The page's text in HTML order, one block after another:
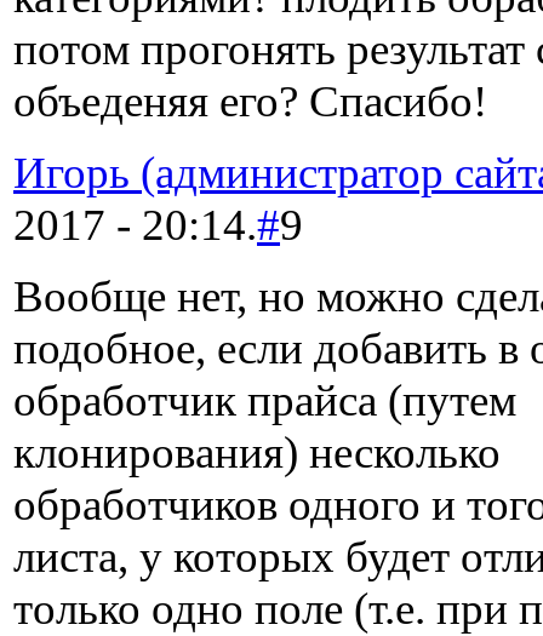
потом прогонять результат
объеденяя его? Спасибо!
Игорь (администратор
2017 - 20:14.#9
Вообще нет, но можно
подобное, если добавить в
обработчик прайса (путем
клонирования) несколько
обработчиков одного и
листа, у которых будет
только одно поле (т.е. при